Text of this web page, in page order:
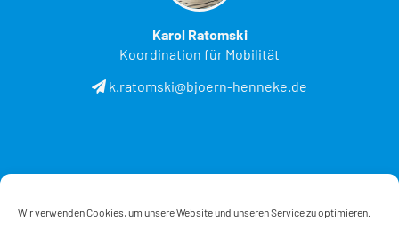
Wir verwenden Cookies, um unsere Website und unseren Service zu optimieren.
Karol Ratomski
Koordination für Mobilität
k.ratomski@bjoern-henneke.de